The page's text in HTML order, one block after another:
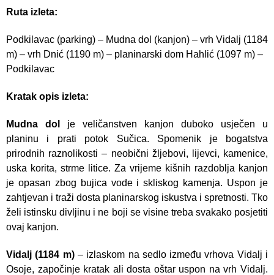
Ruta izleta:
Podkilavac (parking) – Mudna dol (kanjon) – vrh Vidalj (1184
m) – vrh Dnić (1190 m) – planinarski dom Hahlić (1097 m) –
Podkilavac
Kratak opis izleta:
Mudna dol
je veličanstven kanjon duboko usječen u
planinu i prati potok Sučica. Spomenik je bogatstva
prirodnih raznolikosti – neobični žljebovi, lijevci, kamenice,
uska korita, strme litice. Za vrijeme kišnih razdoblja kanjon
je opasan zbog bujica vode i skliskog kamenja. Uspon je
zahtjevan i traži dosta planinarskog iskustva i spretnosti. Tko
želi istinsku divljinu i ne boji se visine treba svakako posjetiti
ovaj kanjon.
Vidalj (1184 m)– izlaskom na sedlo između vrhova Vidalj i
Osoje, započinje kratak ali dosta oštar uspon na vrh Vidalj.